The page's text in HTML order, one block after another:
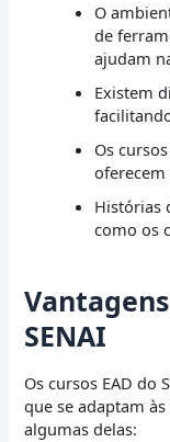
O
de
ajudam
Existem
Os
Histórias
como os
SENAI
Os cursos EAD do
que se adaptam
algumas delas: